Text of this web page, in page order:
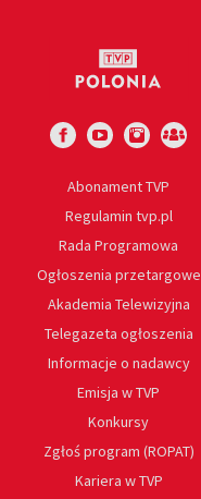
Abonament TVP
Regulamin tvp.pl
Rada Programowa
Ogłoszenia przetargowe
Akademia Telewizyjna
Telegazeta ogłoszenia
Informacje o nadawcy
Emisja w TVP
Konkursy
Zgłoś program (ROPAT)
Kariera w TVP